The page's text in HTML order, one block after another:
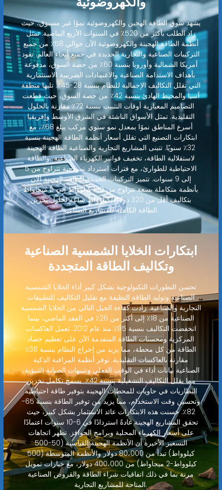
يشهد سوق الطاقة الهجين والكهروضوئية نموًا غير مسبوق، حيث
زاد الطلب بأكثر من 520٪ في السنوات الأربع الماضية. تمثل
أنظمة الطاقة الهجينة والكهروضوئية الآن حوالي 58٪ من جميع
التركيبات الصناعية والتجارية الجديدة في جميع أنحاء العالم. تقود
أمريكا الشمالية وأوروبا بنسبة 60٪ من حصة السوق، مدفوعة
بأهداف الاستدامة الصناعية والاعتمادات الضريبية الاستثمارية
التي تقلل التكاليف الإجمالية للنظام بنسبة 28-45٪. تليها منطقة
آسيا والمحيط الهادئ بنسبة 42٪ من حصة السوق، حيث قطعت
التصاميم المعيارية أوقات التثبيت بنسبة 72٪ مقارنة بالحلول
التقليدية. تمثل الأسواق الناشئة في الشرق الأوسط وإفريقيا
أسرع المناطق نموًا بمعدل نمو سنوي مركب يبلغ 68٪، مع
ابتكارات التصنيع التي تقلل أسعار أنظمة الطاقة الهجينة بنسبة
32٪ سنويًا. تتبنى المشاريع التجارية والصناعية الطاقة الهجينة
لاستقلالية الطاقة، تخفيف فواتير الكهرباء الصناعية، والطاقة
الاحتياطية للطوارئ، مع فترات استرداد نموذجية تتراوح من 5
إلى 9 سنوات. تتميز التركيبات الحديثة للطاقة الهجينة الآن
بأنظمة متكاملة بسعة تتراوح من 100 كيلوواط إلى 5 ميجاواط
بتكاليف أقل من 320 دولارًا/كيلوواط ساعة لحلول تخزين
الطاقة الكاملة للمشاريع الصناعية.
ابتكارات الخلايا الشمسية الصناعية
وتكاليف الطاقة المتجددة
تحسن التطورات التكنولوجية بشكل كبير أداء الخلايا الشمسية
الصناعية وتوليد الطاقة النظيفة مع تقليل التكاليف للتطبيقات
التجارية والصناعية. زادت كفاءة الجيل التالي من الخلايا الشمسية
الصناعية من 18٪ إلى أكثر من 26٪ في العقد الماضي، بينما
انخفضت التكاليف بنسبة 85٪ منذ عام 2012. تعمل العاكسات
المركزية ومحسنات الطاقة المتقدمة الآن على تعظيم حصاد
الطاقة من كل محطة، مما يزيد من إخراج النظام بنسبة 38٪
مقارنة بالعاكسات التقليدية. توفر أنظمة المراقبة الذكية
الصناعية بيانات أداء في الوقت الفعلي وتنبيهات الصيانة التنبؤية،
مما يقلل التكاليف التشغيلية بنسبة 42٪. يسمح تكامل تخزين
البطاريات في حاويات للمحطات الهجينة بتوفير طاقة احتياطية
وتحسين وقت الاستخدام، مما يزيد من توفير الطاقة بنسبة 65-
82٪. حسنت هذه الابتكارات عائد الاستثمار بشكل كبير، حيث
تحقق المشاريع الهجينة عادةً استردادًا في 6-10 سنوات اعتمادًا
على أسعار الكهرباء المحلية وبرامج الحوافز. تظهر اتجاهات
التسعير الأخيرة أن الأنظمة الهجينة القياسية (50-500
كيلوواط) تبدأ من 80،000 دولار والأنظمة المتوسطة (500
كيلوواط-2 ميجاواط) من 400،000 دولار، مع خيارات تمويل
مرنة بما في ذلك اتفاقيات شراء الطاقة والقروض الصناعية
المتاحة للمشاريع التجارية.